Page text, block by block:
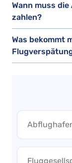
Wann muss
zahlen?
Was bekommt